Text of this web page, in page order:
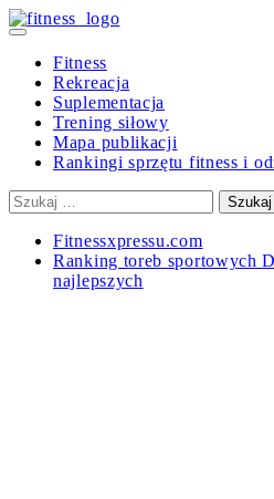
Skip
to
content
Primary
Fitness
Rekreacja
Suplementacja
Trening siłowy
Mapa publikacji
Rankingi sprzętu fitness i
Szukaj:
Fitnessxpressu.com
Ranking toreb sportowych
najlepszych